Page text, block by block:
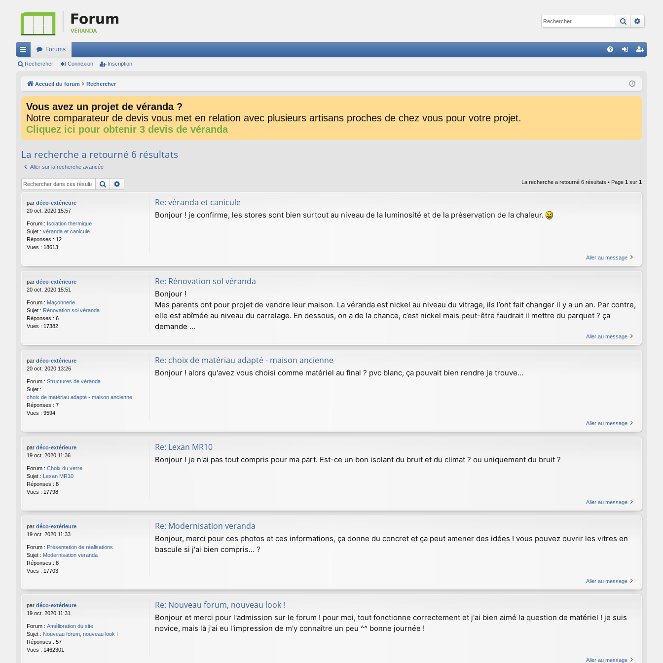
ac
Forums
cri
Rechercher Connexion Inscription
Accueil du forum Rechercher
Vous avez un projet de véranda ?
Notre comparateur de devis vous met en relation avec plusieurs artisans proches de chez vous pour votre projet.
Cliquez ici pour obtenir 3 devis de véranda
La recherche a retourné 6 résultats
Aller sur la recherche avancée
Rechercher La recherche a retourné 6 résultats • Page 1 sur 1
par déco-extérieure
20 oct. 2020 15:57
Forum : Isolation thermique
Sujet : véranda et canicule
Réponses : 12
Vues : 18613
Re: véranda et canicule
Bonjour ! je confirme, les stores sont bien surtout au niveau de la luminosité et de la préservation de la chaleur.
Aller au message
par déco-extérieure
20 oct. 2020 15:51
Forum : Maçonnerie
Sujet : Rénovation sol véranda
Réponses : 6
Vues : 17382
Re: Rénovation sol véranda
Bonjour !
Mes parents ont pour projet de vendre leur maison. La véranda est nickel au niveau du vitrage, ils l’ont fait changer il y a un an. Par contre,
elle est abîmée au niveau du carrelage. En dessous, on a de la chance, c’est nickel mais peut-être faudrait il mettre du parquet ? ça
demande ...
Aller au message
par déco-extérieure
20 oct. 2020 13:26
Forum : Structures de véranda
Sujet :
choix de matériau adapté - maison ancienne
Réponses : 7
Vues : 9594
Re: choix de matériau adapté - maison ancienne
Bonjour ! alors qu'avez vous choisi comme matériel au final ? pvc blanc, ça pouvait bien rendre je trouve...
Aller au message
par déco-extérieure
19 oct. 2020 11:36
Forum : Choix du verre
Sujet : Lexan MR10
Réponses : 8
Vues : 17798
Re: Lexan MR10
Bonjour ! je n'ai pas tout compris pour ma part. Est-ce un bon isolant du bruit et du climat ? ou uniquement du bruit ?
Aller au message
par déco-extérieure
19 oct. 2020 11:33
Forum : Présentation de réalisations
Sujet : Modernisation veranda
Réponses : 8
Vues : 17703
Re: Modernisation veranda
Bonjour, merci pour ces photos et ces informations, ça donne du concret et ça peut amener des idées ! vous pouvez ouvrir les vitres en
bascule si j'ai bien compris... ?
Aller au message
par déco-extérieure
19 oct. 2020 11:31
Forum : Amélioration du site
Sujet : Nouveau forum, nouveau look !
Réponses : 57
Vues : 1462301
Re: Nouveau forum, nouveau look !
Bonjour et merci pour l'admission sur le forum ! pour moi, tout fonctionne correctement et j'ai bien aimé la question de matériel ! je suis
novice, mais là j'ai eu l'impression de m'y connaître un peu ^^ bonne journée !
Aller au message